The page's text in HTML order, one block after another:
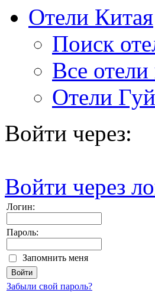
Отели Китая
Поиск
Все
Отели
Войти через:
Войти через
Логин:
Пароль:
Запомнить меня
Забыли свой пароль?